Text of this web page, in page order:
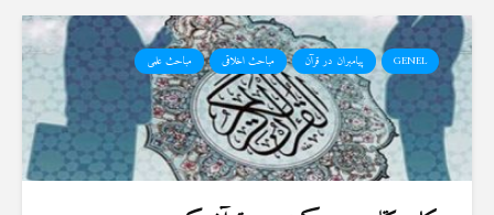
GENEL پیامبران در قرآن مباحث اخلاقی مباحث علمی